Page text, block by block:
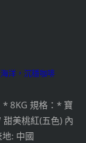
洋，沉穩咖啡
8KG 規格：* 寶
美桃紅(五色) 內
: 中國